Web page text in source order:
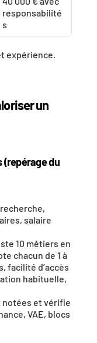
responsabilité
s
expérience.
un
(repérage du
salaire
10 métiers en
chacun de 1 à
facilité d’accès
habituelle,
notées et vérifie
VAE, blocs